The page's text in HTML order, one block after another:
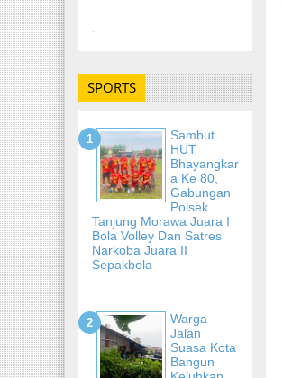
-
SPORTS
Sambut
HUT
Bhayangkar
A Ke 80,
Gabungan
Polsek
Tanjung Morawa Juara I
Bola Volley Dan Satres
Narkoba Juara II
Sepakbola
Warga
Jalan
Suasa Kota
Bangun